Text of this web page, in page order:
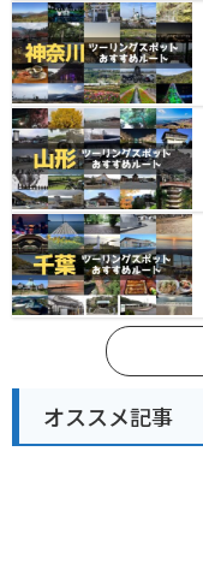
オススメ記事